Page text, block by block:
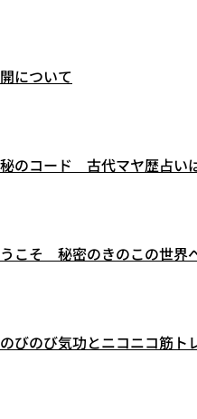
について
のコード 古代マヤ歴占い
こそ 秘密のきのこの世界
のび気功とニコニコ筋ト